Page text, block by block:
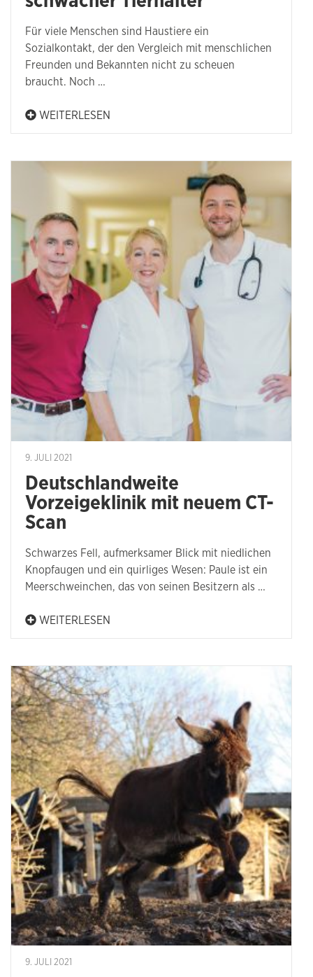
Für viele Menschen sind Haustiere ein
Sozialkontakt, der den Vergleich mit menschlichen
Freunden und Bekannten nicht zu scheuen
braucht. Noch …
WEITERLESEN
9. JULI 2021
Deutschlandweite
Vorzeigeklinik mit neuem CT-
Scan
Schwarzes Fell, aufmerksamer Blick mit niedlichen
Knopfaugen und ein quirliges Wesen: Paule ist ein
Meerschweinchen, das von seinen Besitzern als …
WEITERLESEN
9. JULI 2021